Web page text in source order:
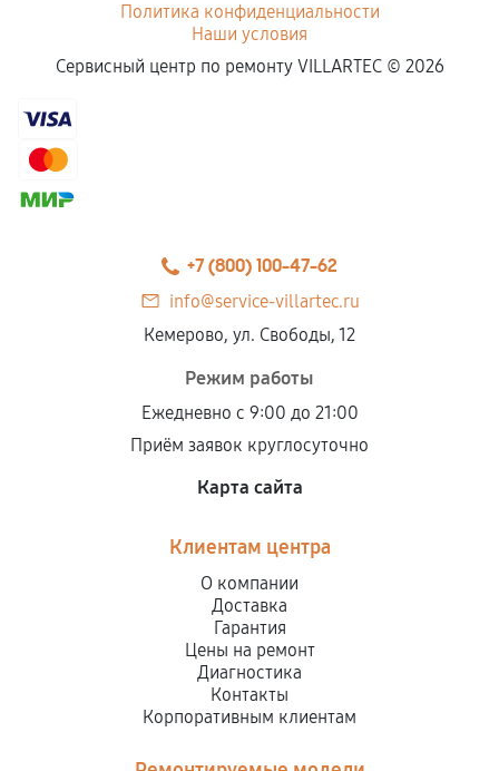
Политика конфиденциальности
Наши условия
Сервисный центр по ремонту VILLARTEC © 2026
+7 (800) 100-47-62
info@service-villartec.ru
Кемерово, ул. Свободы, 12
Режим работы
Ежедневно с 9:00 до 21:00
Приём заявок круглосуточно
Карта сайта
Клиентам центра
О компании
Доставка
Гарантия
Цены на ремонт
Диагностика
Контакты
Корпоративным клиентам